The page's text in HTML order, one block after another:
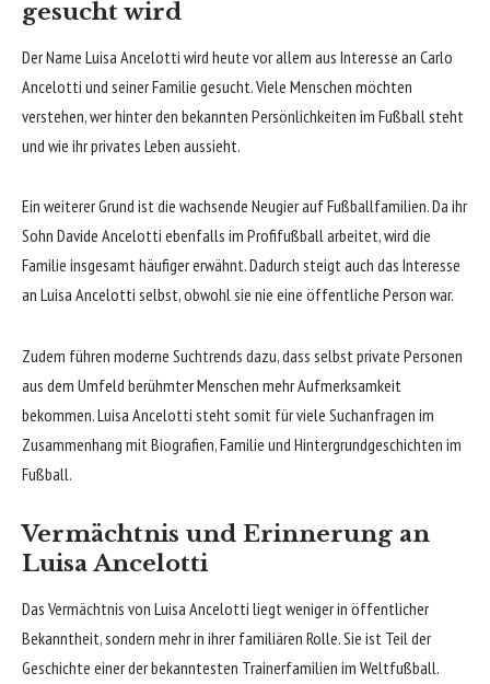
gesucht wird
Der Name Luisa Ancelotti wird heute vor allem aus Interesse an Carlo
Ancelotti und seiner Familie gesucht. Viele Menschen möchten
verstehen, wer hinter den bekannten Persönlichkeiten im Fußball steht
und wie ihr privates Leben aussieht.
Ein weiterer Grund ist die wachsende Neugier auf Fußballfamilien. Da ihr
Sohn Davide Ancelotti ebenfalls im Profifußball arbeitet, wird die
Familie insgesamt häufiger erwähnt. Dadurch steigt auch das Interesse
an Luisa Ancelotti selbst, obwohl sie nie eine öffentliche Person war.
Zudem führen moderne Suchtrends dazu, dass selbst private Personen
aus dem Umfeld berühmter Menschen mehr Aufmerksamkeit
bekommen. Luisa Ancelotti steht somit für viele Suchanfragen im
Zusammenhang mit Biografien, Familie und Hintergrundgeschichten im
Fußball.
Vermächtnis und Erinnerung an
Luisa Ancelotti
Das Vermächtnis von Luisa Ancelotti liegt weniger in öffentlicher
Bekanntheit, sondern mehr in ihrer familiären Rolle. Sie ist Teil der
Geschichte einer der bekanntesten Trainerfamilien im Weltfußball.